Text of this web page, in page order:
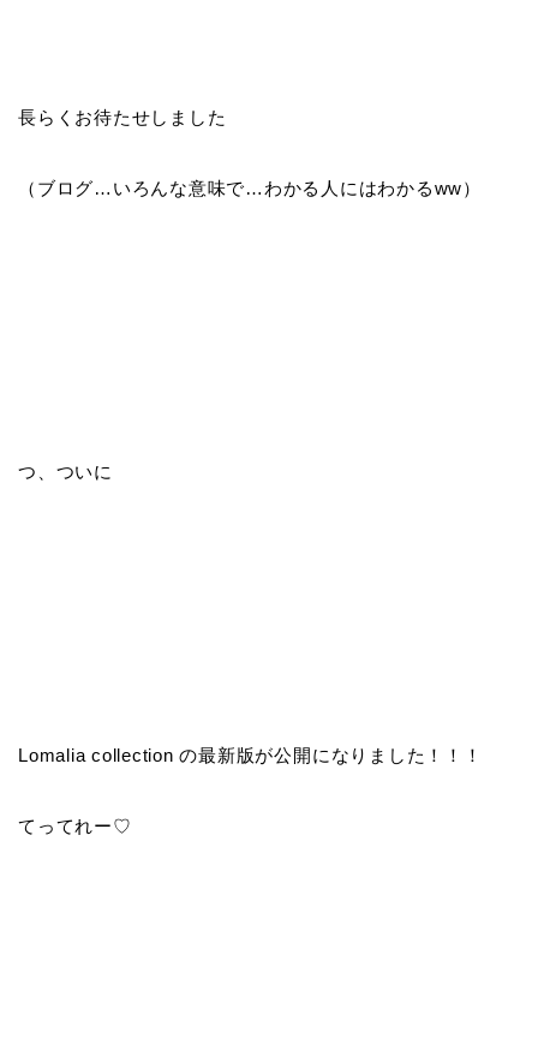
長らくお待たせしました
（ブログ…いろんな意味で…わかる人にはわかるww）
つ、ついに
Lomalia collection の最新版が公開になりました！！！
てってれー♡